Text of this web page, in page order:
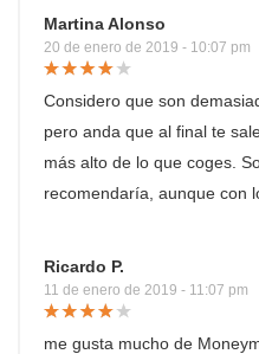
Martina Alonso
20 de enero de 2019 - 10:07 pm
Considero que son
pero anda que al final te
más alto de lo que coges.
recomendaría, aunque con
Ricardo P.
11 de enero de 2019 - 11:07 pm
me gusta mucho de